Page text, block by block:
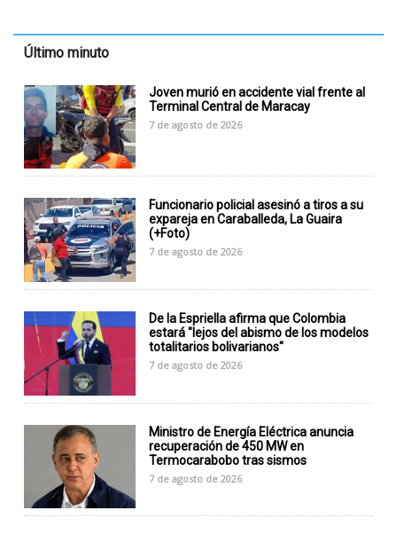
Último minuto
Joven murió en accidente vial frente al
Terminal Central de Maracay
7 de agosto de 2026
Funcionario policial asesinó a tiros a su
expareja en Caraballeda, La Guaira
(+Foto)
7 de agosto de 2026
De la Espriella afirma que Colombia
estará "lejos del abismo de los modelos
totalitarios bolivarianos"
7 de agosto de 2026
Ministro de Energía Eléctrica anuncia
recuperación de 450 MW en
Termocarabobo tras sismos
7 de agosto de 2026